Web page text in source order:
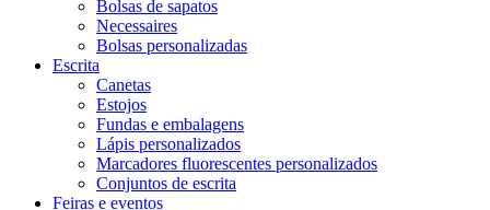
Bolsas de sapatos
Necessaires
Bolsas personalizadas
Escrita
Canetas
Estojos
Fundas e embalagens
Lápis personalizados
Marcadores fluorescentes personalizados
Conjuntos de escrita
Feiras e eventos